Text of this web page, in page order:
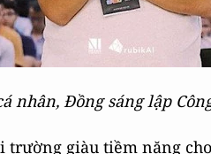
nhân, Đồng sáng lập
giàu tiềm năng